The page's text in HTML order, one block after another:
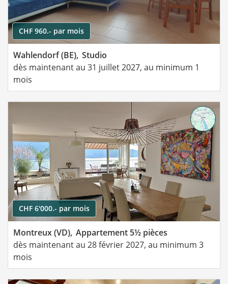
CHF 960.- par mois
Wahlendorf (BE), Studio
dès maintenant au 31 juillet 2027, au minimum 1
mois
CHF 6'000.- par mois
Montreux (VD), Appartement 5½ pièces
dès maintenant au 28 février 2027, au minimum 3
mois